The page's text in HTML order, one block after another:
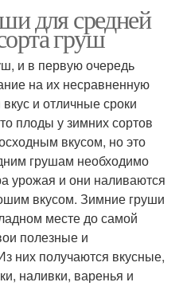
для средней
груш
и в первую очередь
на их несравненную
и отличные сроки
плоды у зимних сортов
вкусом, но это
грушам необходимо
урожая и они наливаются
вкусом. Зимние груши
месте до самой
полезные и
них получаются вкусные,
наливки, варенья и